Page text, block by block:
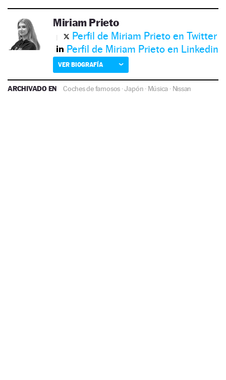
Miriam Prieto
Perfil de Miriam Prieto en Twitter
Perfil de Miriam Prieto en Linkedin
VER BIOGRAFÍA
ARCHIVADO EN Coches de famosos ·Japón · Música · Nissan